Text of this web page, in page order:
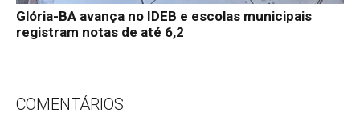
Glória-BA avança no IDEB e escolas municipais
registram notas de até 6,2
COMENTÁRIOS